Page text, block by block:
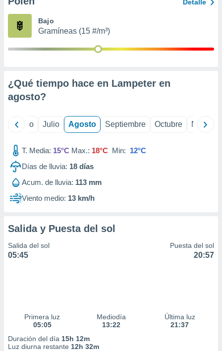
publicidad
1199
Detalle
Bajo
Gramíneas (15 #/m³)
¿Qué tiempo hace en Lampeter en
agosto?
Junio Julio Agosto Septiembre Octubre
T. Media: 15°C Max.: 18°C Min: 12°C
Días de lluvia: 18 días
Acum. de lluvia: 113 mm
Viento medio: 13 km/h
Salida y Puesta del sol
Salida del sol
05:45
Puesta del sol
20:57
Primera luz
05:05
Mediodía
13:22
Última luz
21:37
Duración del día 15h 12m
Luz diurna restante 12h 32m